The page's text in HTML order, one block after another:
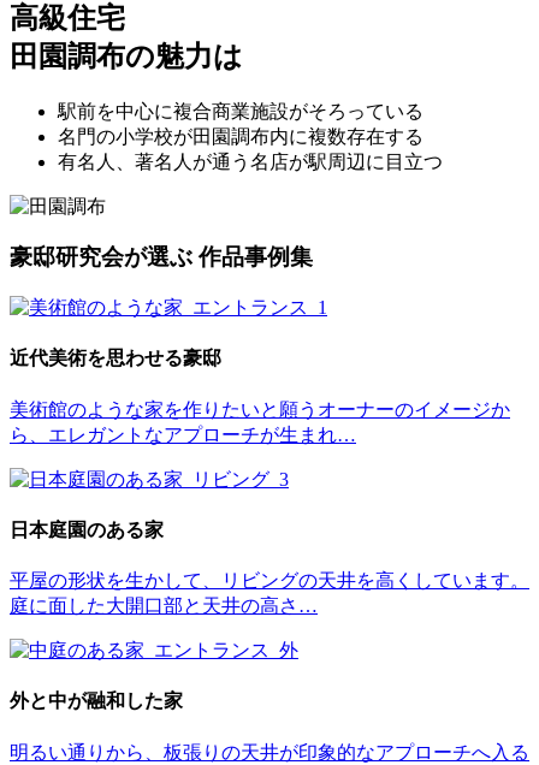
高級住宅
田園調布の魅力は
駅前を中心に複合商業施設がそろっている
名門の小学校が田園調布内に複数存在する
有名人、著名人が通う名店が駅周辺に目立つ
豪邸研究会が選ぶ 作品事例集
近代美術を思わせる豪邸
美術館のような家を作りたいと願うオーナーのイメージか
ら、エレガントなアプローチが生まれ…
日本庭園のある家
平屋の形状を生かして、リビングの天井を高くしています。
庭に面した大開口部と天井の高さ…
外と中が融和した家
明るい通りから、板張りの天井が印象的なアプローチへ入る